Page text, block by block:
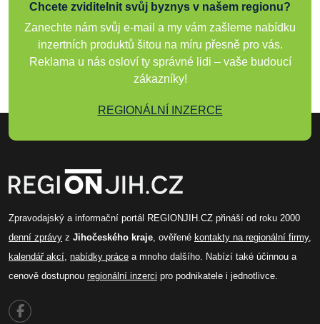
Chcete zviditelnit svůj byznys v našem regionu?
Zanechte nám svůj e-mail a my vám zašleme nabídku
inzertních produktů šitou na míru přesně pro vás.
Reklama u nás osloví ty správné lidi – vaše budoucí
zákazníky!
REGIONÁLNÍ INZERCE
Zpravodajský a informační portál REGIONJIH.CZ přináší od roku 2000
denní zprávy z Jihočeského kraje, ověřené kontakty na regionální firmy,
kalendář akcí, nabídky práce a mnoho dalšího. Nabízí také účinnou a
cenově dostupnou regionální inzerci pro podnikatele i jednotlivce.